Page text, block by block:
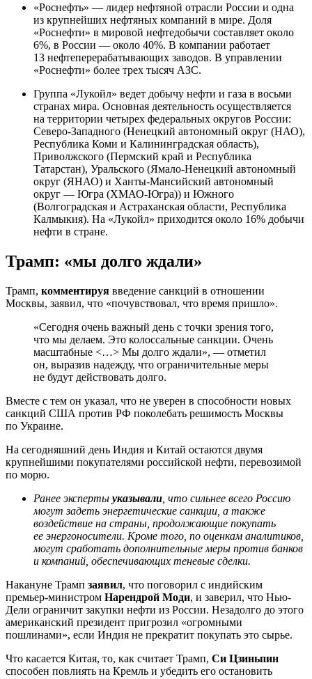
«Роснефть» — лидер нефтяной отрасли России и одна
из крупнейших нефтяных компаний в мире. Доля
«Роснефти» в мировой нефтедобычи составляет около
6%, в России — около 40%. В компании работает
13 нефтеперерабатывающих заводов. В управлении
«Роснефти» более трех тысяч АЗС.
Группа «Лукойл» ведет добычу нефти и газа в восьми
странах мира. Основная деятельность осуществляется
на территории четырех федеральных округов России:
Северо-Западного (Ненецкий автономный округ (НАО),
Республика Коми и Калининградская область),
Приволжского (Пермский край и Республика
Татарстан), Уральского (Ямало-Ненецкий автономный
округ (ЯНАО) и Ханты-Мансийский автономный
округ — Югра (ХМАО-Югра)) и Южного
(Волгоградская и Астраханская области, Республика
Калмыкия). На «Лукойл» приходится около 16% добычи
нефти в стране.
Трамп: «мы долго ждали»
Трамп, комментируя введение санкций в отношении
Москвы, заявил, что «почувствовал, что время пришло».
«Сегодня очень важный день с точки зрения того,
что мы делаем. Это колоссальные санкции. Очень
масштабные <…> Мы долго ждали», — отметил
он, выразив надежду, что ограничительные меры
не будут действовать долго.
Вместе с тем он указал, что не уверен в способности новых
санкций США против РФ поколебать решимость Москвы
по Украине.
На сегодняшний день Индия и Китай остаются двумя
крупнейшими покупателями российской нефти, перевозимой
по морю.
Ранее эксперты указывали , что сильнее всего Россию
могут задеть энергетические санкции, а также
воздействие на страны, продолжающие покупать
ее энергоносители. Кроме того, по оценкам аналитиков,
могут сработать дополнительные меры против банков
и компаний, обеспечивающих теневые сделки.
Накануне Трамп заявил, что поговорил с индийским
премьер-министром Нарендрой Моди, и заверил, что Нью-
Дели ограничит закупки нефти из России. Незадолго до этого
американский президент пригрозил «огромными
пошлинами», если Индия не прекратит покупать это сырье.
Что касается Китая, то, как считает Трамп, Си Цзиньпин
способен повлиять на Кремль и убедить его остановить